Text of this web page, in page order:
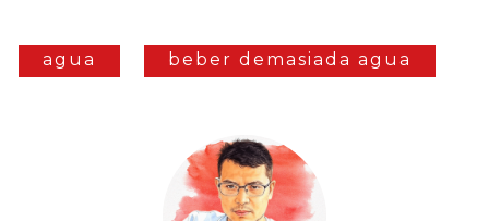
agua beber demasiada agua